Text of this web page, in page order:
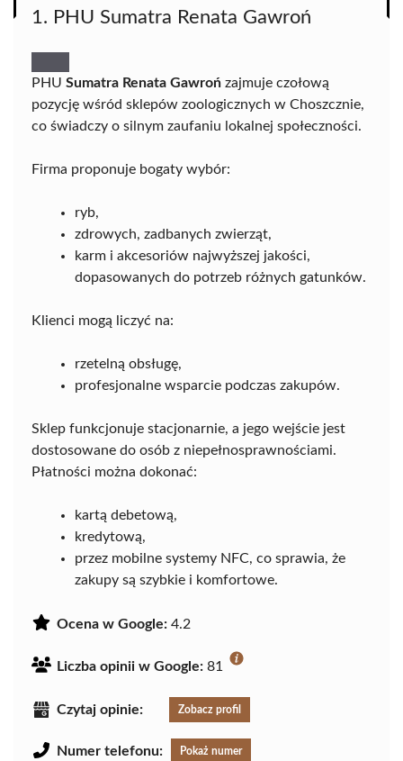
1. PHU Sumatra Renata Gawroń
PHU Sumatra Renata Gawroń zajmuje czołową
pozycję wśród sklepów zoologicznych w Choszcznie,
co świadczy o silnym zaufaniu lokalnej społeczności.
Firma proponuje bogaty wybór:
ryb,
zdrowych, zadbanych zwierząt,
karm i akcesoriów najwyższej jakości,
dopasowanych do potrzeb różnych gatunków.
Klienci mogą liczyć na:
rzetelną obsługę,
profesjonalne wsparcie podczas zakupów.
Sklep funkcjonuje stacjonarnie, a jego wejście jest
dostosowane do osób z niepełnosprawnościami.
Płatności można dokonać:
kartą debetową,
kredytową,
przez mobilne systemy NFC, co sprawia, że
zakupy są szybkie i komfortowe.
Ocena w Google: 4.2
Liczba opinii w Google: 81
Czytaj opinie: Zobacz profil
Numer telefonu: Pokaż numer